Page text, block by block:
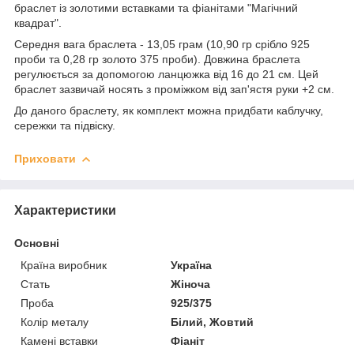
браслет із золотими вставками та фіанітами "Магічний
квадрат".
Середня вага браслета - 13,05 грам (10,90 гр срібло 925
проби та 0,28 гр золото 375 проби). Довжина браслета
регулюється за допомогою ланцюжка від 16 до 21 см. Цей
браслет зазвичай носять з проміжком від зап'ястя руки +2 см.
До даного браслету, як комплект можна придбати каблучку,
сережки та підвіску.
Приховати
Характеристики
Основні
Країна виробник
Україна
Стать
Жіноча
Проба
925/375
Колір металу
Білий, Жовтий
Камені вставки
Фіаніт